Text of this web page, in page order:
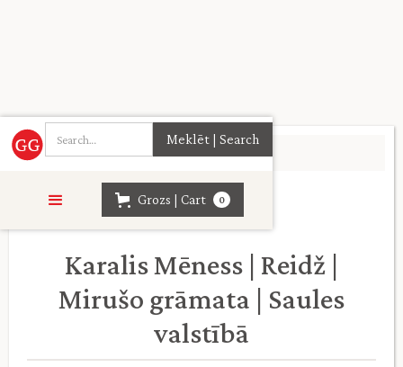
Grozs | Cart 0
Sākumlapa > Daiļliteratūra
Karalis Mēness | Reidž |
Mirušo grāmata | Saules
valstībā